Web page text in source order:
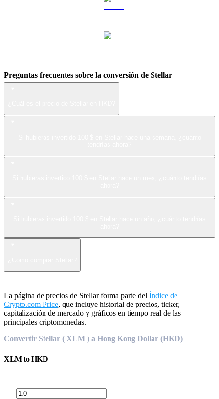
Preguntas frecuentes sobre la conversión de Stellar
La página de precios de Stellar forma parte del Índice de
Crypto.com Price, que incluye historial de precios, ticker,
capitalización de mercado y gráficos en tiempo real de las
principales criptomonedas.
Convertir Stellar ( XLM ) a Hong Kong Dollar (HKD)
XLMtoHKD